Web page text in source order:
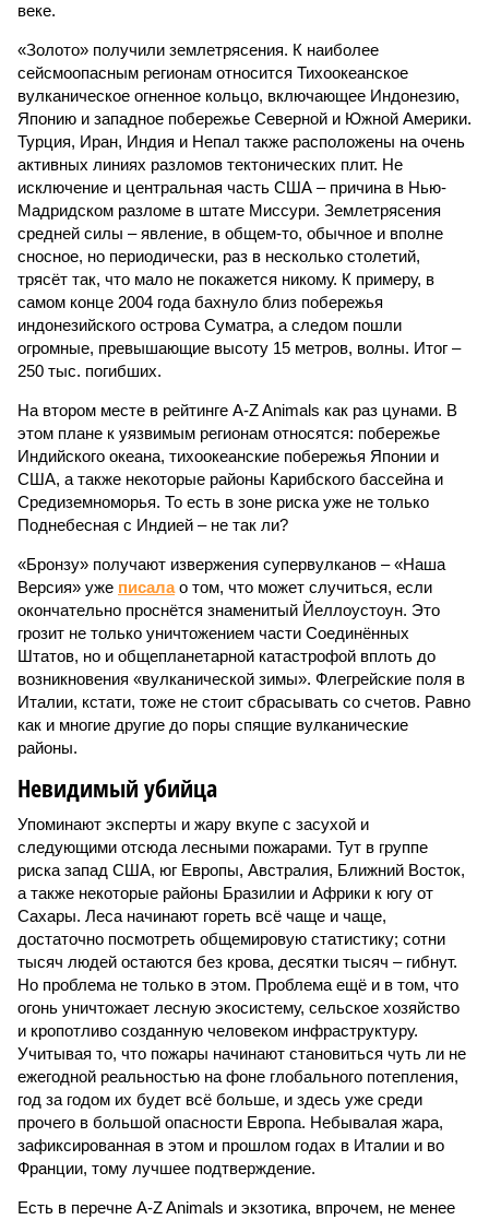
веке.
«Золото» получили землетрясения. К наиболее
сейсмоопасным регионам относится Тихоокеанское
вулканическое огненное кольцо, включающее Индонезию,
Японию и западное побережье Северной и Южной Америки.
Турция, Иран, Индия и Непал также расположены на очень
активных линиях разломов тектонических плит. Не
исключение и центральная часть США – причина в Нью-
Мадридском разломе в штате Миссури. Землетрясения
средней силы – явление, в общем-то, обычное и вполне
сносное, но периодически, раз в несколько столетий,
трясёт так, что мало не покажется никому. К примеру, в
самом конце 2004 года бахнуло близ побережья
индонезийского острова Суматра, а следом пошли
огромные, превышающие высоту 15 метров, волны. Итог –
250 тыс. погибших.
На втором месте в рейтинге A-Z Animals как раз цунами. В
этом плане к уязвимым регионам относятся: побережье
Индийского океана, тихо­океанские побережья Японии и
США, а также некоторые районы Карибского бассейна и
Средиземноморья. То есть в зоне риска уже не только
Поднебесная с Индией – не так ли?
«Бронзу» получают извержения супервулканов – «Наша
Версия» уже писалао том, что может случиться, если
окончательно проснётся знаменитый Йеллоустоун. Это
грозит не только уничтожением части Соединённых
Штатов, но и общепланетарной катастрофой вплоть до
возникновения «вулканической зимы». Флегрейские поля в
Италии, кстати, тоже не стоит сбрасывать со счетов. Равно
как и многие другие до поры спящие вулканические
районы.
Невидимый убийца
Упоминают эксперты и жару вкупе с засухой и
следующими отсюда лесными пожарами. Тут в группе
риска запад США, юг Европы, Австралия, Ближний Восток,
а также некоторые районы Бразилии и Африки к югу от
Сахары. Леса начинают гореть всё чаще и чаще,
достаточно посмотреть общемировую статистику; сотни
тысяч людей остаются без крова, десятки тысяч – гибнут.
Но проблема не только в этом. Проблема ещё и в том, что
огонь уничтожает лесную экосистему, сельское хозяйство
и кропотливо созданную человеком инфраструктуру.
Учитывая то, что пожары начинают становиться чуть ли не
ежегодной реальностью на фоне глобального потепления,
год за годом их будет всё больше, и здесь уже среди
прочего в большой опасности Европа. Небывалая жара,
зафиксированная в этом и прошлом годах в Италии и во
Франции, тому лучшее подтверждение.
Есть в перечне A-Z Animals и экзотика, впрочем, не менее